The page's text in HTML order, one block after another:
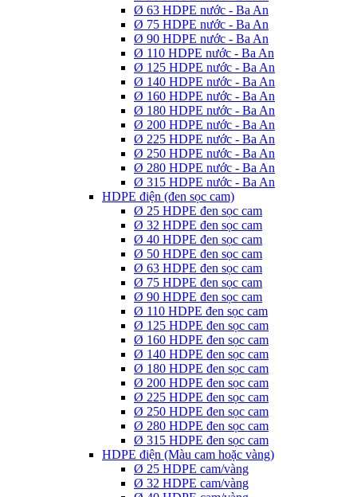
Ø 63 HDPE nước - Ba An
Ø 75 HDPE nước - Ba An
Ø 90 HDPE nước - Ba An
Ø 110 HDPE nước - Ba An
Ø 125 HDPE nước - Ba An
Ø 140 HDPE nước - Ba An
Ø 160 HDPE nước - Ba An
Ø 180 HDPE nước - Ba An
Ø 200 HDPE nước - Ba An
Ø 225 HDPE nước - Ba An
Ø 250 HDPE nước - Ba An
Ø 280 HDPE nước - Ba An
Ø 315 HDPE nước - Ba An
HDPE điện (đen sọc cam)
Ø 25 HDPE đen sọc cam
Ø 32 HDPE đen sọc cam
Ø 40 HDPE đen sọc cam
Ø 50 HDPE đen sọc cam
Ø 63 HDPE đen sọc cam
Ø 75 HDPE đen sọc cam
Ø 90 HDPE đen sọc cam
Ø 110 HDPE đen sọc cam
Ø 125 HDPE đen sọc cam
Ø 160 HDPE đen sọc cam
Ø 140 HDPE đen sọc cam
Ø 180 HDPE đen sọc cam
Ø 200 HDPE đen sọc cam
Ø 225 HDPE đen sọc cam
Ø 250 HDPE đen sọc cam
Ø 280 HDPE đen sọc cam
Ø 315 HDPE đen sọc cam
HDPE điện (Màu cam hoặc vàng)
Ø 25 HDPE cam/vàng
Ø 32 HDPE cam/vàng